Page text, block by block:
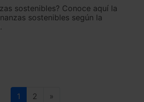
sostenibles? Conoce aquí la
sostenibles según la
1 2 »